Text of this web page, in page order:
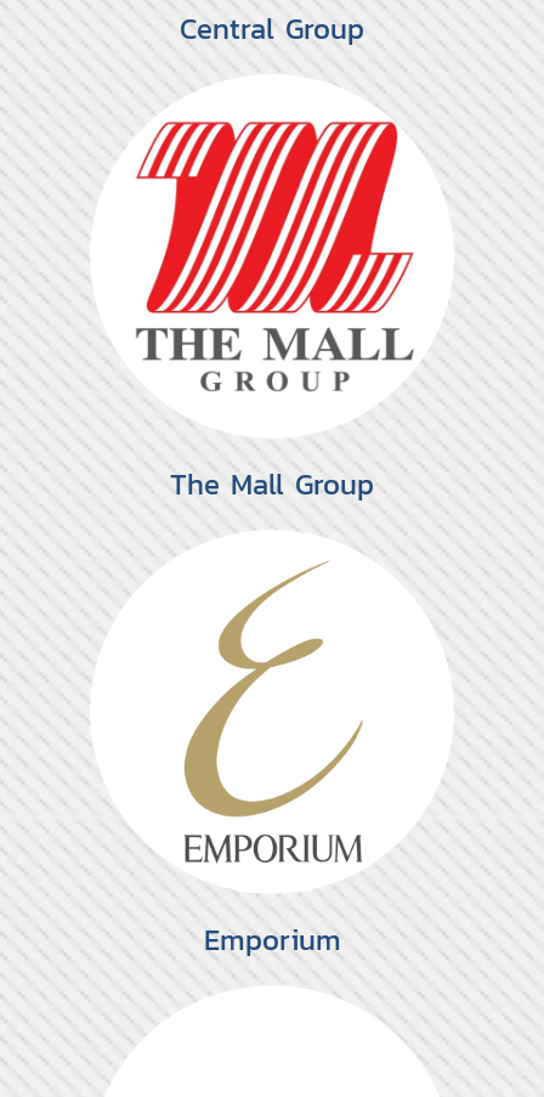
Central Group
The Mall Group
Emporium